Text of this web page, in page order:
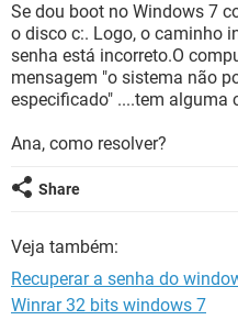
INSTAGRAM
GUIA DE COMPRAS
OUTLOOK
GUIA DE COMPRAS
Se dou boot no Windows 7
o disco c:. Logo, o caminho
senha está incorreto.O
mensagem "o sistema não
especificado" ....tem alguma
Ana, como resolver?
Share
Veja também:
Recuperar a senha do
Winrar 32 bits windows 7